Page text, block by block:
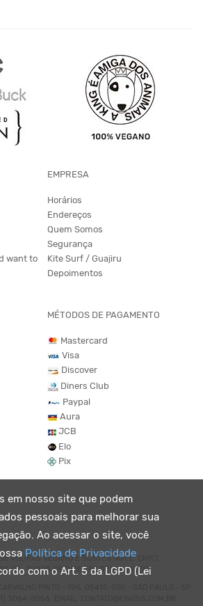
em nosso site que podem
pessoais para melhorar sua
Ao acessar o site, você
Política de Privacidade
com o Art. 5 da LGPD (Lei
want to
EMPRESA
Horários
Endereços
Quem Somos
Segurança
Kite Surf / Guajiru
Depoimentos
MÉTODOS DE PAGAMENTO
Mastercard
Visa
Discover
Diners Club
Paypal
Aura
JCB
Elo
Pix
ROUPAS VEGANO E SUSTENTÁVEL. CNPJ:
02 . TODOS OS DIREITOS RESERVADOS.
PINTO - 190, 05415-020 - SÃO PAULO - SP